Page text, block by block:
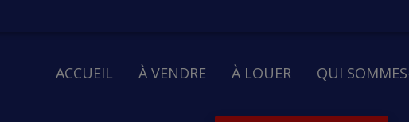
ACCUEIL À VENDRE À LOUER QUI